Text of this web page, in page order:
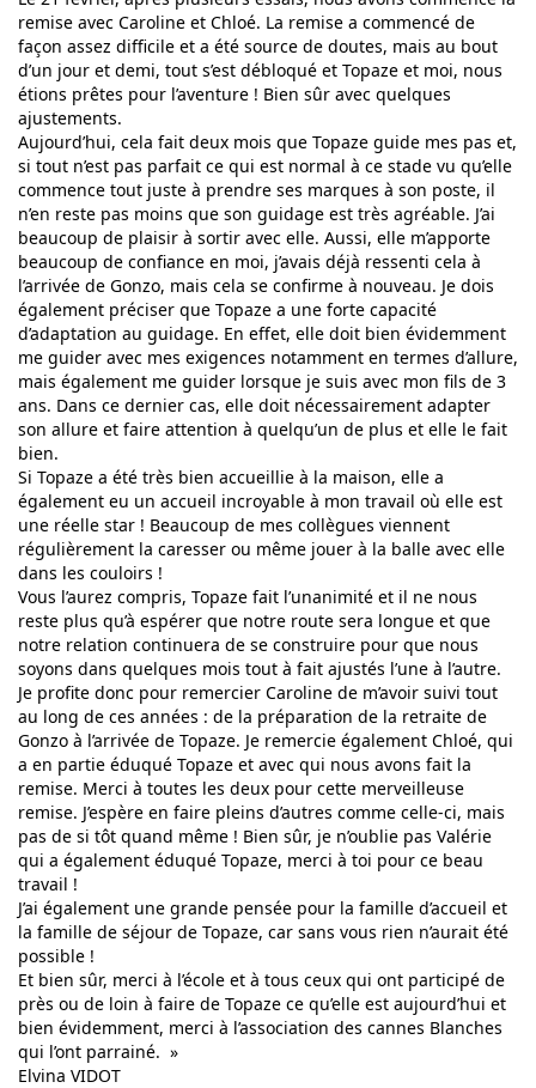
remise avec Caroline et Chloé. La remise a commencé de
façon assez difficile et a été source de doutes, mais au bout
d’un jour et demi, tout s’est débloqué et Topaze et moi, nous
étions prêtes pour l’aventure ! Bien sûr avec quelques
ajustements.
Aujourd’hui, cela fait deux mois que Topaze guide mes pas et,
si tout n’est pas parfait ce qui est normal à ce stade vu qu’elle
commence tout juste à prendre ses marques à son poste, il
n’en reste pas moins que son guidage est très agréable. J’ai
beaucoup de plaisir à sortir avec elle. Aussi, elle m’apporte
beaucoup de confiance en moi, j’avais déjà ressenti cela à
l’arrivée de Gonzo, mais cela se confirme à nouveau. Je dois
également préciser que Topaze a une forte capacité
d’adaptation au guidage. En effet, elle doit bien évidemment
me guider avec mes exigences notamment en termes d’allure,
mais également me guider lorsque je suis avec mon fils de 3
ans. Dans ce dernier cas, elle doit nécessairement adapter
son allure et faire attention à quelqu’un de plus et elle le fait
bien.
Si Topaze a été très bien accueillie à la maison, elle a
également eu un accueil incroyable à mon travail où elle est
une réelle star ! Beaucoup de mes collègues viennent
régulièrement la caresser ou même jouer à la balle avec elle
dans les couloirs !
Vous l’aurez compris, Topaze fait l’unanimité et il ne nous
reste plus qu’à espérer que notre route sera longue et que
notre relation continuera de se construire pour que nous
soyons dans quelques mois tout à fait ajustés l’une à l’autre.
Je profite donc pour remercier Caroline de m’avoir suivi tout
au long de ces années : de la préparation de la retraite de
Gonzo à l’arrivée de Topaze. Je remercie également Chloé, qui
a en partie éduqué Topaze et avec qui nous avons fait la
remise. Merci à toutes les deux pour cette merveilleuse
remise. J’espère en faire pleins d’autres comme celle-ci, mais
pas de si tôt quand même ! Bien sûr, je n’oublie pas Valérie
qui a également éduqué Topaze, merci à toi pour ce beau
travail !
J’ai également une grande pensée pour la famille d’accueil et
la famille de séjour de Topaze, car sans vous rien n’aurait été
possible !
Et bien sûr, merci à l’école et à tous ceux qui ont participé de
près ou de loin à faire de Topaze ce qu’elle est aujourd’hui et
bien évidemment, merci à l’association des cannes Blanches
qui l’ont parrainé. »
Elvina VIDOT